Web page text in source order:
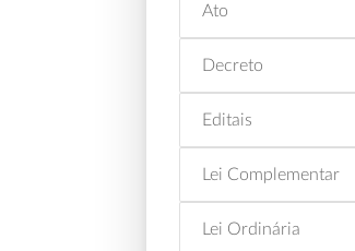
Ato
Decreto
Editais
Lei Complementar
Lei Ordinária